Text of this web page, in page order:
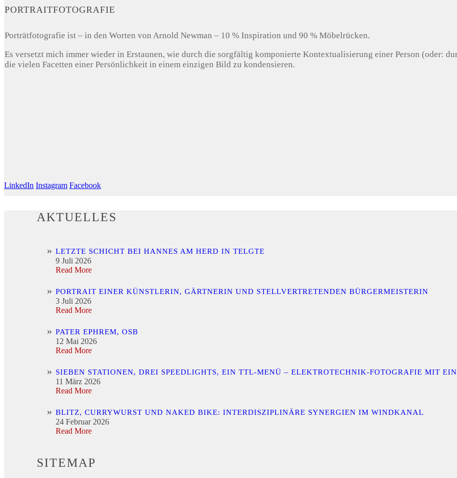
PORTRAITFOTOGRAFIE
Porträtfotografie ist – in den Worten von Arnold Newman – 10 % Inspiration und 90 % Möbelrücken.
Es versetzt mich immer wieder in Erstaunen, wie durch die sorgfältig komponierte Kontextualisierung einer Person (oder:
die vielen Facetten einer Persönlichkeit in einem einzigen Bild zu kondensieren.
LinkedIn Instagram Facebook
AKTUELLES
LETZTE SCHICHT BEI HANNES AM HERD IN TELGTE
9 Juli 2026
Read More
PORTRAIT EINER KÜNSTLERIN, GÄRTNERIN UND STELLVERTRETENDEN BÜRGERMEISTERIN
3 Juli 2026
Read More
PATER EPHREM, OSB
12 Mai 2026
Read More
SIEBEN STATIONEN, DREI SPEEDLIGHTS, EIN TTL-MENÜ – ELEKTROTECHNIK-FOTOGRAFIE MIT
11 März 2026
Read More
BLITZ, CURRYWURST UND NAKED BIKE: INTERDISZIPLINÄRE SYNERGIEN IM WINDKANAL
24 Februar 2026
Read More
SITEMAP